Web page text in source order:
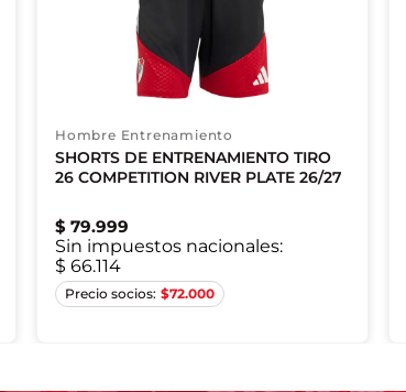
Hombre Entrenamiento
SHORTS DE ENTRENAMIENTO TIRO
26 COMPETITION RIVER PLATE 26/27
$ 79.999
Sin impuestos nacionales:
$ 66.114
$72.000
S XL